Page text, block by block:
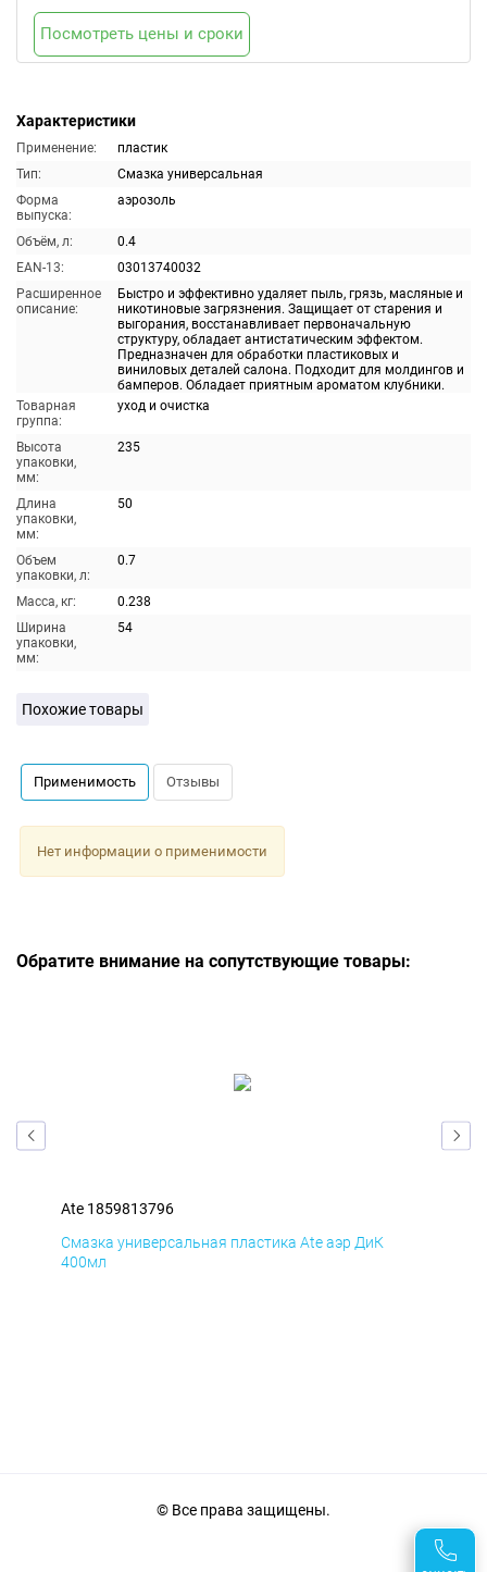
Характеристики
Применение:
пластик
Тип:
Смазка универсальная
Форма
выпуска:
аэрозоль
Объём, л:
0.4
EAN-13:
03013740032
Расширенное
описание:
Быстро и эффективно удаляет пыль, грязь, масляные и
никотиновые загрязнения. Защищает от старения и
выгорания, восстанавливает первоначальную
структуру, обладает антистатическим эффектом.
Предназначен для обработки пластиковых и
виниловых деталей салона. Подходит для молдингов и
бамперов. Обладает приятным ароматом клубники.
Товарная
группа:
уход и очистка
Высота
упаковки,
мм:
235
Длина
упаковки,
мм:
50
Объем
упаковки, л:
0.7
Масса, кг:
0.238
Ширина
упаковки,
мм:
54
Посмотреть цены и сроки
Похожие товары
Применимость Отзывы
Нет информации о применимости
Обратите внимание на сопутствующие товары:
Ate 1859813796
Смазка универсальная пластика Ate аэр ДиК
400мл
© Все права защищены.